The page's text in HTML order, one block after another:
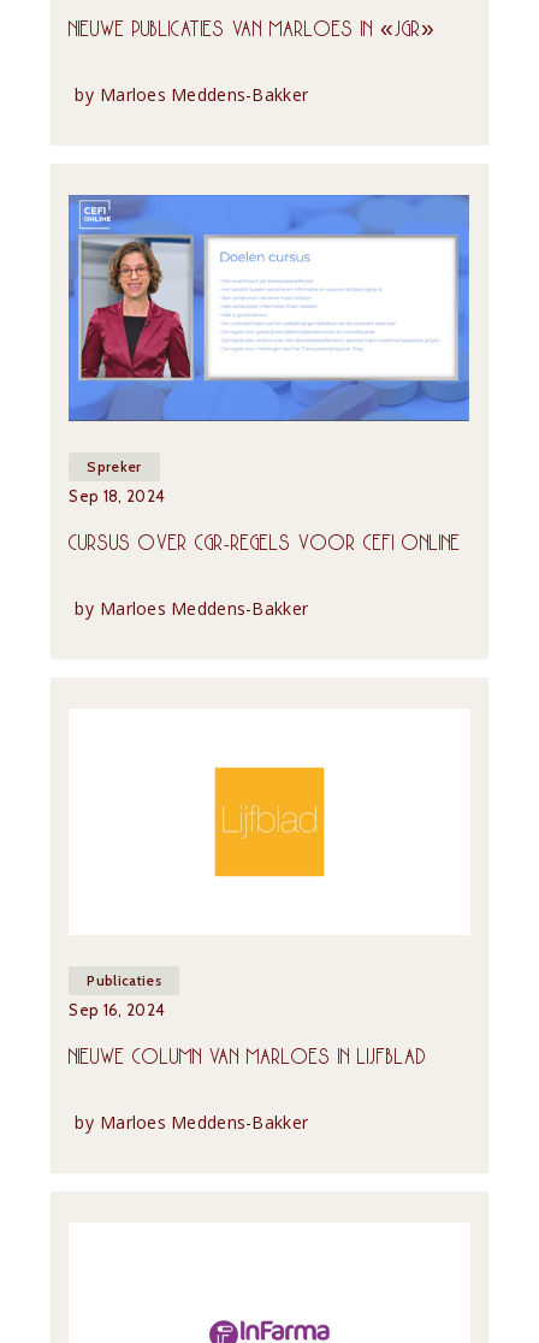
NIEUWE PUBLICATIES VAN MARLOES IN «JGR»
by Marloes Meddens-Bakker
Spreker
Sep 18, 2024
CURSUS OVER CGR-REGELS VOOR CEFI ONLINE
by Marloes Meddens-Bakker
Publicaties
Sep 16, 2024
NIEUWE COLUMN VAN MARLOES IN LIJFBLAD
by Marloes Meddens-Bakker